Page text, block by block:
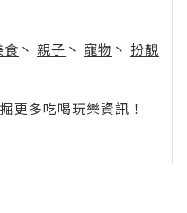
食 丶 親子 丶 寵物 丶 扮靚
更多吃喝玩樂資訊！